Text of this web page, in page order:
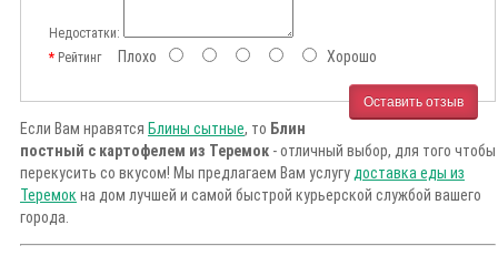
Недостатки:
РейтингПлохо Хорошо
Оставить отзыв
Если Вам нравятся Блины сытные, то Блин
постный с картофелем из Теремок - отличный выбор, для того чтобы
перекусить со вкусом! Мы предлагаем Вам услугу доставка еды из
Теремок на дом лучшей и самой быстрой курьерской службой вашего
города.